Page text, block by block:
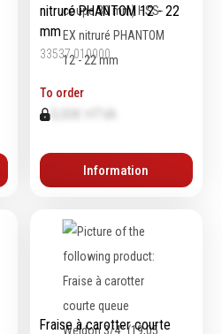
nitruré PHANTOM 12 - 22
mm
33537.010000
To order
Information
Fraise à carotter courte